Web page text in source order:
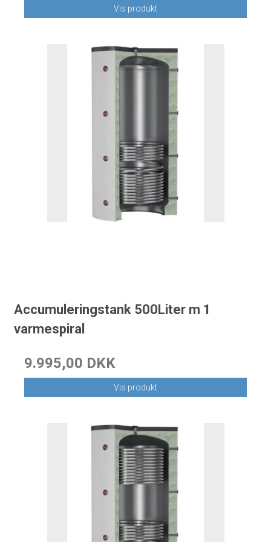
Vis produkt
Accumuleringstank 500Liter m 1
varmespiral
9.995,00 DKK
Vis produkt